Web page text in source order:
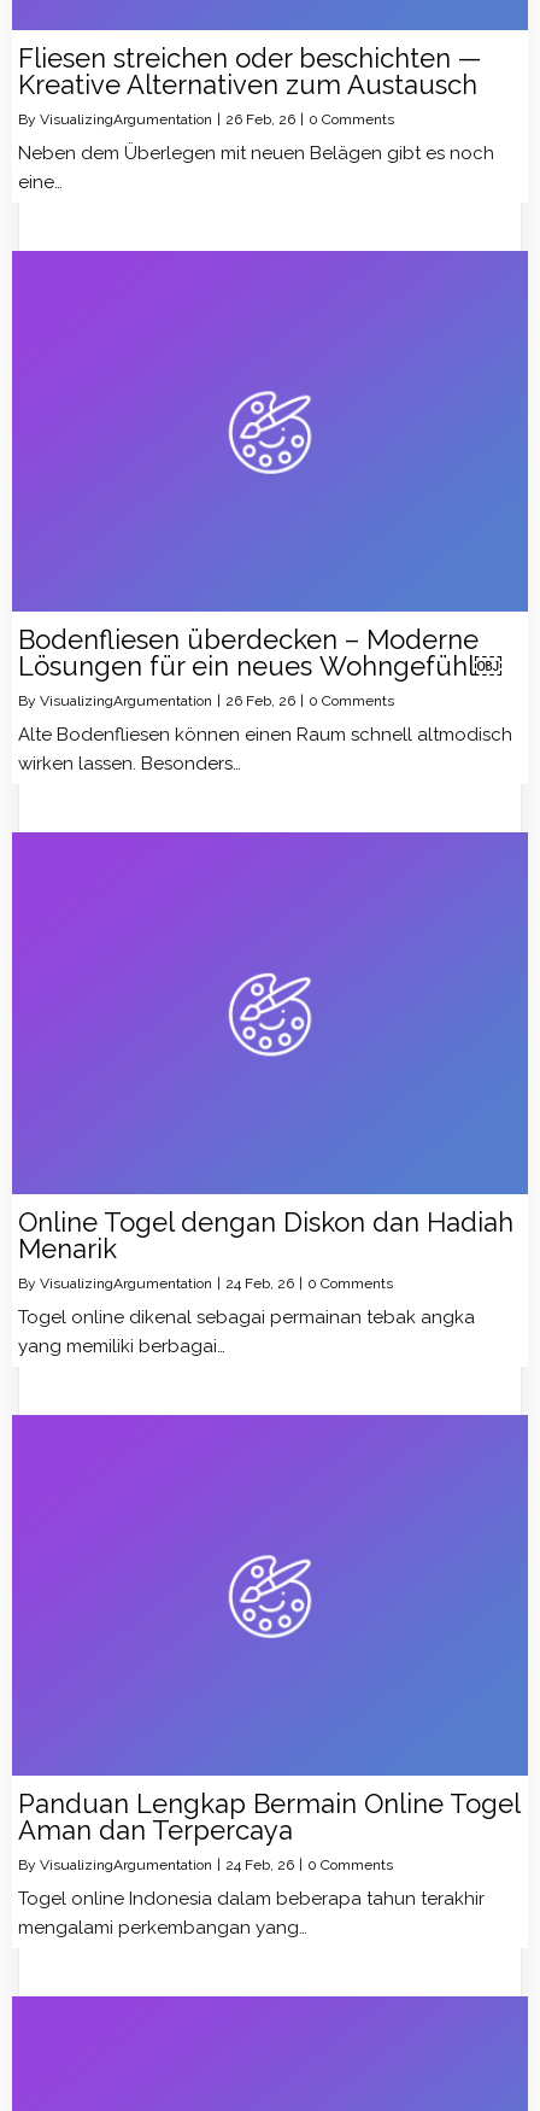
Fliesen streichen oder beschichten —
Kreative Alternativen zum Austausch
By VisualizingArgumentation | 26 Feb, 26 | 0 Comments
Neben dem Überlegen mit neuen Belägen gibt es noch
eine…
Bodenfliesen überdecken – Moderne
Lösungen für ein neues Wohngefühl￼
By VisualizingArgumentation 26 Feb, 26 0 Comments
Alte Bodenfliesen können einen Raum schnell altmodisch
wirken lassen. Besonders…
Online Togel dengan Diskon dan Hadiah
Menarik
By VisualizingArgumentation | 24 Feb, 26 | 0 Comments
Togel online dikenal sebagai permainan tebak angka
yang memiliki berbagai…
Panduan Lengkap Bermain Online Togel
Aman dan Terpercaya
By VisualizingArgumentation 24 Feb, 26 0 Comments
Togel online Indonesia dalam beberapa tahun terakhir
mengalami perkembangan yang…